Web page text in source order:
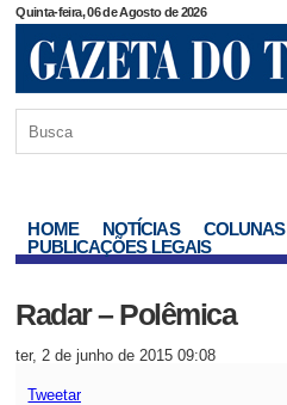
Quinta-feira, 06 de Agosto de 2026
HOME NOTÍCIAS COLUNAS
PUBLICAÇÕES LEGAIS
Radar – Polêmica
ter, 2 de junho de 2015 09:08
Tweetar